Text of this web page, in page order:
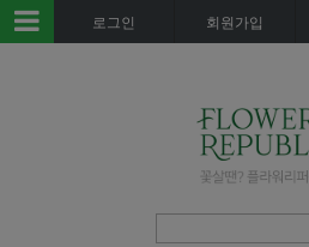
로그인 회원가입